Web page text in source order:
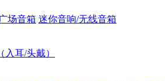
场音箱 迷你音响/无线音箱
入耳/头戴）